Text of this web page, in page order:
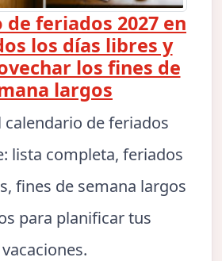
feriados 2027 en
los días libres y
los fines de
largos
calendario de feriados
lista completa, feriados
fines de semana largos
para planificar tus
vacaciones.